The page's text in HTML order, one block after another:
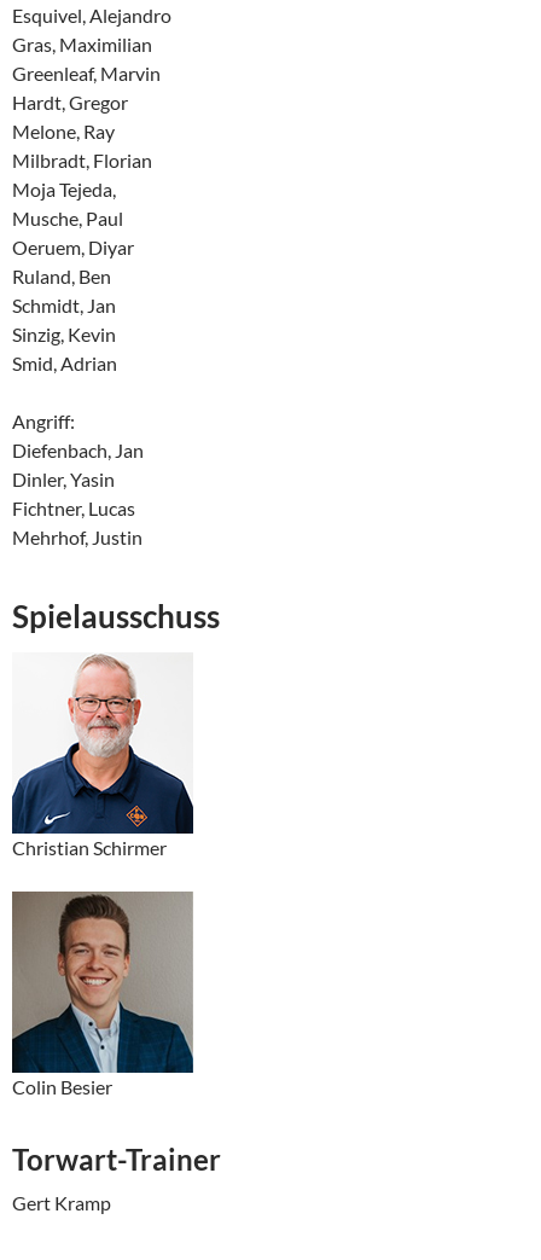
Esquivel, Alejandro
Gras, Maximilian
Greenleaf, Marvin
Hardt, Gregor
Melone, Ray
Milbradt, Florian
Moja Tejeda,
Musche, Paul
Oeruem, Diyar
Ruland, Ben
Schmidt, Jan
Sinzig, Kevin
Smid, Adrian
Angriff:
Diefenbach, Jan
Dinler, Yasin
Fichtner, Lucas
Mehrhof, Justin
Spielausschuss
Christian Schirmer
Colin Besier
Torwart-Trainer
Gert Kramp